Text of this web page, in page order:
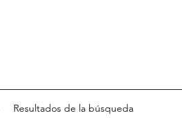
Resultados de la búsqueda